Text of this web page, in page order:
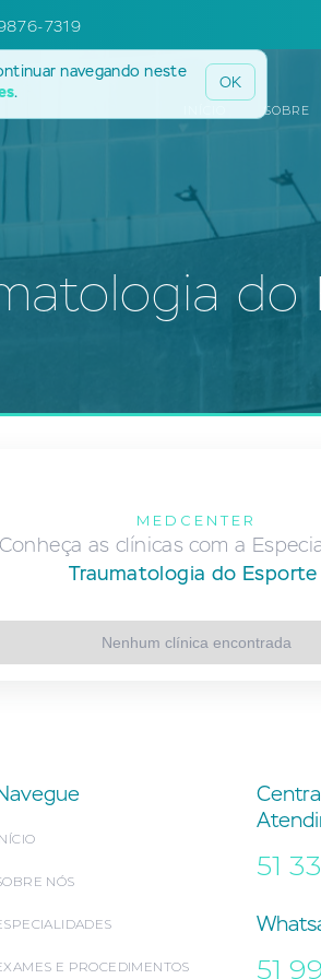
SOBRE
7319
navegando neste
. OK
do
MEDCENTER
Conheça as clínicas com a
Traumatologia do Esporte
Nenhum clínica encontrada
NÓS
E PROCEDIMENTOS
51
51